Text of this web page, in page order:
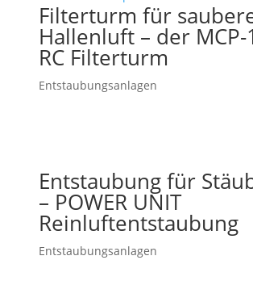
Filterturm für
Hallenluft – der MCP-
RC Filterturm
Entstaubungsanlagen
Entstaubung für
– POWER UNIT
Reinluftentstaubung
Entstaubungsanlagen